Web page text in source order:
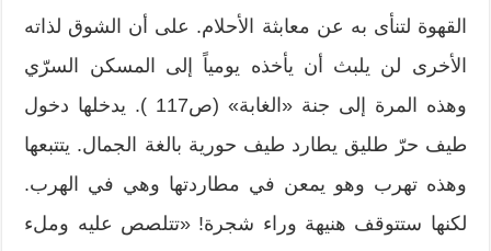
القهوة لتنأى به عن معابثة الأحلام. على أن الشوق لذاته
الأخرى لن يلبث أن يأخذه يومياً إلى المسكن السرّي
وهذه المرة إلى جنة «الغابة» (ص117 ). يدخلها دخول
طيف حرّ طليق يطارد طيف حورية بالغة الجمال. يتتبعها
وهذه تهرب وهو يمعن في مطاردتها وهي في الهرب.
لكنها ستتوقف هنيهة وراء شجرة! «تتلصص عليه وملء